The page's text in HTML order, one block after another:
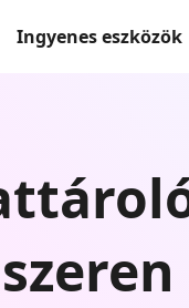
Ingyenes eszközök